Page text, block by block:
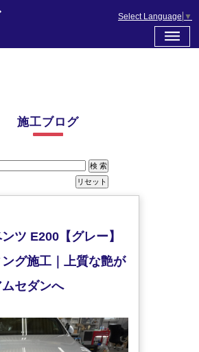
Select Language ▼
施工ブログ
ツ E200【グレー】
グ施工｜上質な艶が
セダンへ